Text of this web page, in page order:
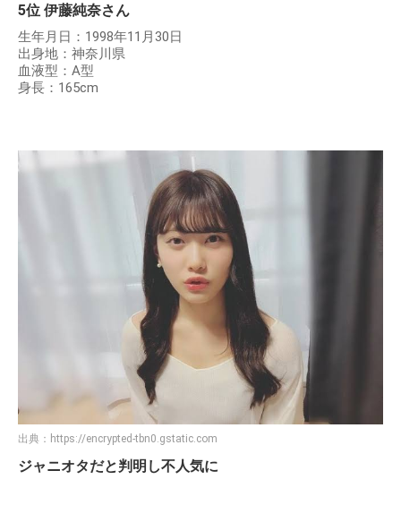
5位 伊藤純奈さん
生年月日：1998年11月30日
出身地：神奈川県
血液型：A型
身長：165cm
出典： https://encrypted-tbn0.gstatic.com
ジャニオタだと判明し不人気に